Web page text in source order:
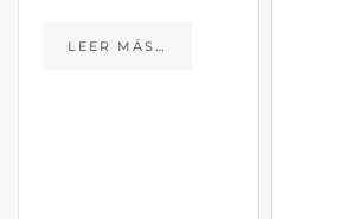
LEER MÁS…